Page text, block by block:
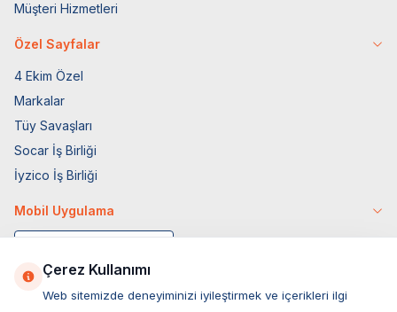
Müşteri Hizmetleri
Özel Sayfalar
4 Ekim Özel
Markalar
Tüy Savaşları
Socar İş Birliği
İyzico İş Birliği
Mobil Uygulama
Çerez Kullanımı
Web sitemizde deneyiminizi iyileştirmek ve içerikleri ilgi